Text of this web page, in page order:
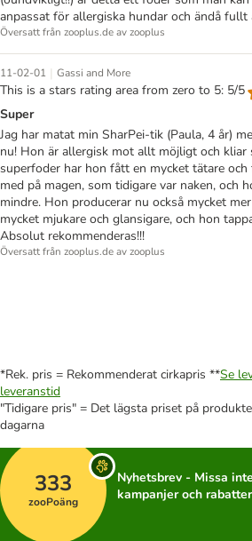
anpassat för allergiska hundar och ändå fullt
Översatt från zooplus.de av zooplus
11-02-01 | Gassi and More
This is a stars rating area from zero to 5: 5/5
Super
Jag har matat min SharPei-tik (Paula, 4 år)
nu! Hon är allergisk mot allt möjligt och kliar
superfoder har hon fått en mycket tätare
med på magen, som tidigare var naken, och
mindre. Hon producerar nu också mycket
mycket mjukare och glansigare, och hon
Absolut rekommenderas!!!
Översatt från zooplus.de av zooplus
*Rek. pris = Rekommenderat cirkapris **Se
leveranstid
"Tidigare pris" = Det lägsta priset på
dagarna
333
zooPoäng
Nyhetsbrev - Missa
kampanjer och